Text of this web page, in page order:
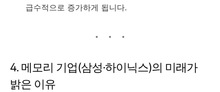
급수적으로 증가하게 됩니다.
4. 메모리 기업(삼성·하이닉스)의 미래가
밝은 이유